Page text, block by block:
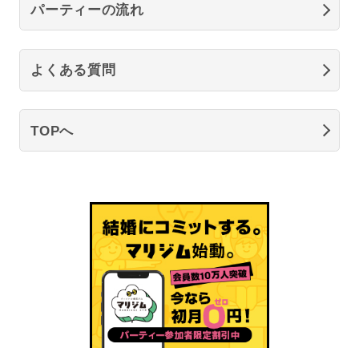
パーティーの流れ
よくある質問
TOPへ